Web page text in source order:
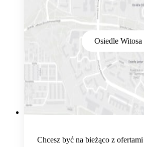
Osiedle Witosa
Chcesz być na bieżąco z